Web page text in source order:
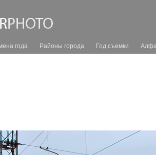
года Районы города Год съемки